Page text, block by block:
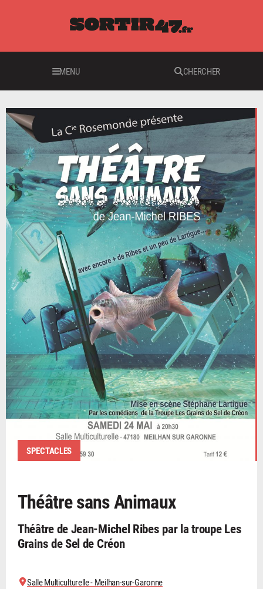
MENU CHERCHER
SPECTACLES
Théâtre sans Animaux
Théâtre de Jean-Michel Ribes par la troupe Les
Grains de Sel de Créon
Salle Multiculturelle - Meilhan-sur-Garonne